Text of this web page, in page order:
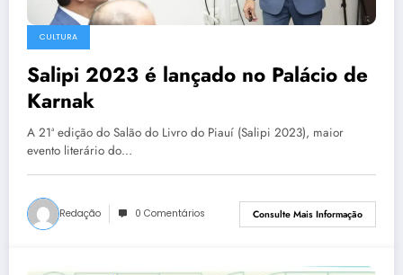
CULTURA
Salipi 2023 é lançado no Palácio de
Karnak
A 21ª edição do Salão do Livro do Piauí (Salipi 2023), maior
evento literário do…
Redação 0 Comentários Consulte Mais Informação